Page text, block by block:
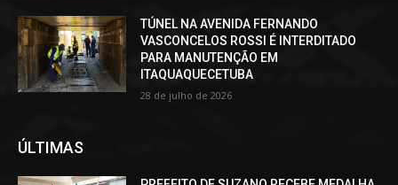
TÚNEL NA AVENIDA FERNANDO
VASCONCELOS ROSSI É INTERDITADO
PARA MANUTENÇÃO EM
ITAQUAQUECETUBA
28 de julho de 2026
ÚLTIMAS